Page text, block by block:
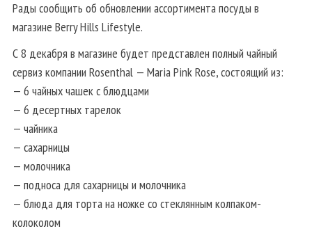
Рады сообщить об обновлении ассортимента посуды в
магазине Berry Hills Lifestyle.
С 8 декабря в магазине будет представлен полный чайный
сервиз компании Rosenthal — Maria Pink Rose, состоящий из:
— 6 чайных чашек с блюдцами
— 6 десертных тарелок
— чайника
— сахарницы
— молочника
— подноса для сахарницы и молочника
— блюда для торта на ножке со стеклянным колпаком-
колоколом